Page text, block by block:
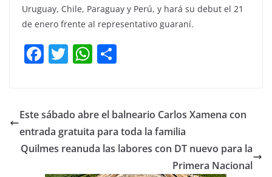
Uruguay, Chile, Paraguay y Perú, y hará su debut el 21
de enero frente al representativo guaraní.
F
a
e
b
o
o
T
w
er
W
h
s
A
p
p
p
ar
tir
Este sábado abre el balneario Carlos Xamena con
entrada gratuita para toda la familia
Quilmes reanuda las labores con DT nuevo para la
Primera Nacional